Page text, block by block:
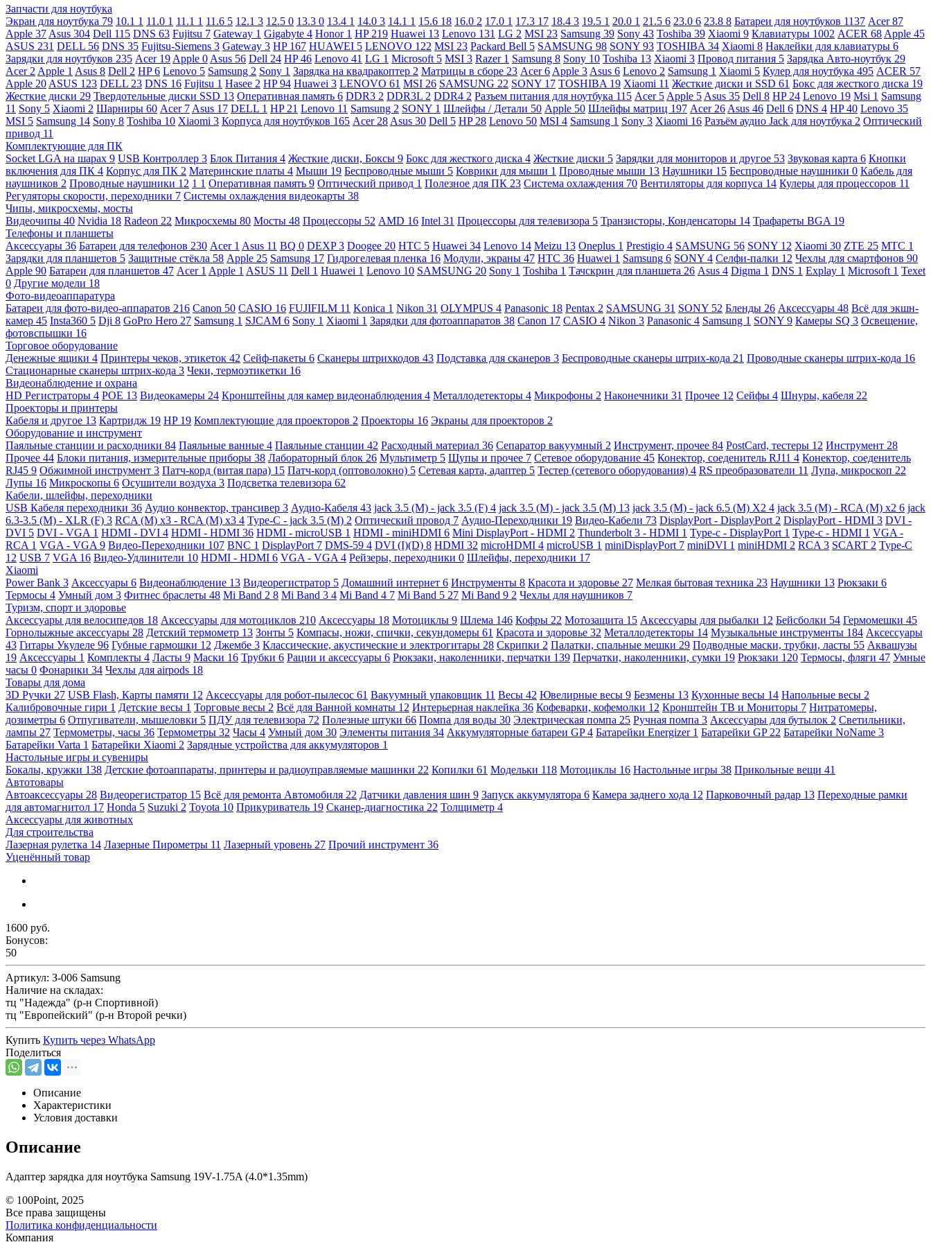
Запчасти для ноутбука
Экран для ноутбука 79 10.1 1 11.0 1 11.1 1 11.6 5 12.1 3 12.5 0 13.3 0 13.4 1 14.0 3 14.1 1 15.6 18 16.0 2 17.0 1 17.3 17 18.4 3 19.5 1 20.0 1 21.5 6 23.0 6 23.8 8 Батареи для ноутбуков 1137 Acer87
Apple 37 Asus 304 Dell 115 DNS 63 Fujitsu 7 Gateway 1 Gigabyte 4 Honor 1 HP 219 Huawei 13 Lenovo 131 LG 2 MSI 23 Samsung 39 Sony 43 Toshiba 39 Xiaomi 9 Клавиатуры 1002 ACER 68 Apple 45
ASUS 231 DELL 56 DNS 35 Fujitsu-Siemens 3 Gateway 3 HP 167 HUAWEI 5 LENOVO 122 MSI 23 Packard Bell 5 SAMSUNG 98 SONY 93 TOSHIBA 34 Xiaomi 8 Наклейки для клавиатуры 6
Зарядки для ноутбуков 235 Acer 19 Apple 0 Asus 56 Dell 24 HP46 Lenovo 41 LG 1 Microsoft 5 MSI 3 Razer 1 Samsung 8 Sony 10 Toshiba 13 Xiaomi 3 Провод питания 5 Зарядка Авто-ноутбук 29
Acer 2 Apple 1 Asus 8 Dell 2 HP6 Lenovo 5 Samsung 2 Sony 1 Зарядка на квадракоптер 2 Матрицы в сборе 23 Acer6 Apple 3 Asus 6 Lenovo 2 Samsung 1 Xiaomi 5 Кулер для ноутбука 495 ACER 57
Apple 20 ASUS 123 DELL 23 DNS 16 Fujitsu 1 Hasee 2 HP94 Huawei 3 LENOVO 61 MSI 26 SAMSUNG 22 SONY 17 TOSHIBA 19 Xiaomi 11 Жесткие диски и SSD 61 Бокс для жесткого диска 19
Жесткие диски 29 Твердотельные диски SSD 13 Оперативная память 6 DDR3 2 DDR3L 2 DDR4 2 Разъем питания для ноутбука 115 Acer 5 Apple 5 Asus 35 Dell 8 HP 24 Lenovo 19 Msi 1 Samsung
11 Sony 5 Xiaomi 2 Шарниры 60 Acer 7 Asus 17 DELL 1 HP 21 Lenovo 11 Samsung 2 SONY 1 Шлейфы / Детали 50 Apple 50 Шлейфы матриц 197 Acer 26 Asus 46 Dell 6 DNS 4 HP40 Lenovo 35
MSI 5 Samsung 14 Sony 8 Toshiba 10 Xiaomi 3 Корпуса для ноутбуков 165 Acer 28 Asus 30 Dell 5 HP 28 Lenovo 50 MSI 4 Samsung 1 Sony 3 Xiaomi 16 Разъём аудио Jack для ноутбука 2 Оптический
привод 11
Комплектующие для ПК
Socket LGA на шарах 9 USB Контроллер 3 Блок Питания 4 Жесткие диски, Боксы 9 Бокс для жесткого диска 4 Жесткие диски 5 Зарядки для мониторов и другое 53 Звуковая карта 6 Кнопки
включения для ПК 4 Корпус для ПК 2 Материнские платы 4 Мыши 19 Беспроводные мыши 5 Коврики для мыши 1 Проводные мыши 13 Наушники 15 Беспроводные наушники 0 Кабель для
наушников 2 Проводные наушники 12 1 1 Оперативная память 9 Оптический привод 1 Полезное для ПК 23 Система охлаждения 70 Вентиляторы для корпуса 14 Кулеры для процессоров 11
Регуляторы скорости, переходники 7 Системы охлаждения видеокарты 38
Чипы, микросхемы, мосты
Видеочипы 40 Nvidia 18 Radeon 22 Микросхемы 80 Мосты 48 Процессоры 52 AMD 16 Intel 31 Процессоры для телевизора 5 Транзисторы, Конденсаторы 14 Трафареты BGA 19
Телефоны и планшеты
Аксессуары 36 Батареи для телефонов 230 Acer 1 Asus 11 BQ 0 DEXP3 Doogee 20 HTC 5 Huawei 34 Lenovo 14 Meizu 13 Oneplus 1 Prestigio 4 SAMSUNG 56 SONY 12 Xiaomi 30 ZTE 25 МТС 1
Зарядки для планшетов 5 Защитные стёкла 58 Apple 25 Samsung 17 Гидрогелевая пленка 16 Модули, экраны 47 HTC 36 Huawei 1 Samsung 6 SONY 4 Селфи-палки 12 Чехлы для смартфонов 90
Apple 90 Батареи для планшетов 47 Acer 1 Apple 1 ASUS 11 Dell 1 Huawei 1 Lenovo 10 SAMSUNG 20 Sony 1 Toshiba 1 Тачскрин для планшета 26 Asus 4 Digma 1 DNS 1 Explay 1 Microsoft 1 Texet
0 Другие модели 18
Фото-видеоаппаратура
Батареи для фото-видео-аппаратов 216 Canon 50 CASIO 16 FUJIFILM 11 Konica 1 Nikon 31 OLYMPUS 4 Panasonic 18 Pentax 2 SAMSUNG 31 SONY 52 Бленды 26 Аксессуары 48 Всё для экшн-
камер 45 Insta360 5 Dji 8 GoPro Hero 27 Samsung 1 SJCAM 6 Sony 1 Xiaomi 1 Зарядки для фотоаппаратов 38 Canon 17 CASIO 4 Nikon 3 Panasonic 4 Samsung 1 SONY 9 Камеры SQ 3 Освещение,
фотовспышки 16
Торговое оборудование
Денежные ящики 4 Принтеры чеков, этикеток 42 Сейф-пакеты 6 Сканеры штрихкодов 43 Подставка для сканеров 3 Беспроводные сканеры штрих-кода 21 Проводные сканеры штрих-кода 16
Стационарные сканеры штрих-кода 3 Чеки, термоэтикетки 16
Видеонаблюдение и охрана
HD Регистраторы 4 POE 13 Видеокамеры 24 Кронштейны для камер видеонаблюдения 4 Металлодетекторы 4 Микрофоны 2 Наконечники 31 Прочее 12 Сейфы 4 Шнуры, кабеля 22
Проекторы и принтеры
Кабеля и другое 13 Картридж 19 HP 19 Комплектующие для проекторов 2 Проекторы 16 Экраны для проекторов 2
Оборудование и инструмент
Паяльные станции и расходники 84 Паяльные ванные 4 Паяльные станции 42 Расходный материал 36 Сепаратор вакуумный 2 Инструмент, прочее 84 PostCard, тестеры 12 Инструмент 28
Прочее 44 Блоки питания, измерительные приборы 38 Лабораторный блок 26 Мультиметр 5 Щупы и прочее 7 Сетевое оборудование 45 Конектор, соеденитель RJ11 4 Конектор, соеденитель
RJ45 9 Обжимной инструмент 3 Патч-корд (витая пара) 15 Патч-корд (оптоволокно) 5 Сетевая карта, адаптер 5 Тестер (сетевого оборудования) 4 RS преобразователи 11 Лупа, микроскоп 22
Лупы 16 Микроскопы 6 Осушители воздуха 3 Подсветка телевизора 62
Кабели, шлейфы, переходники
USB Кабеля переходники 36 Аудио конвектор, трансивер 3 Аудио-Кабеля 43 jack 3.5 (M) - jack 3.5 (F) 4 jack 3.5 (M) - jack 3.5 (M) 13 jack 3.5 (M) - jack 6.5 (M) X2 4 jack 3.5 (M) - RCA (M) x2 6 jack
6.3-3.5 (M) - XLR (F) 3 RCA (M) x3 - RCA (M) x3 4 Type-C - jack 3.5 (M) 2 Оптический провод 7 Аудио-Переходники 19 Видео-Кабели 73 DisplayPort - DisplayPort 2 DisplayPort - HDMI 3 DVI -
DVI 5 DVI - VGA 1 HDMI - DVI 4 HDMI - HDMI 36 HDMI - microUSB 1 HDMI - miniHDMI 6 Mini DisplayPort - HDMI 2 Thunderbolt 3 - HDMI 1 Type-c - DisplayPort 1 Type-c - HDMI 1 VGA -
RCA 1 VGA - VGA 9 Видео-Переходники 107 BNC 1 DisplayPort 7 DMS-59 4 DVI (I)(D) 8 HDMI 32 microHDMI 4 microUSB 1 miniDisplayPort 7 miniDVI 1 miniHDMI 2 RCA 3 SCART 2 Type-C
12 USB 7 VGA 16 Видео-Удлинители 10 HDMI - HDMI 6 VGA - VGA 4 Рейзеры, переходники 0 Шлейфы, переходники 17
Xiaomi
Power Bank 3 Аксессуары 6 Видеонаблюдение 13 Видеорегистратор 5 Домашний интернет 6 Инструменты 8 Красота и здоровье 27 Мелкая бытовая техника 23 Наушники 13 Рюкзаки 6
Термосы 4 Умный дом 3 Фитнес браслеты 48 Mi Band 2 8 Mi Band 3 4 Mi Band 4 7 Mi Band 5 27 Mi Band 9 2 Чехлы для наушников 7
Туризм, спорт и здоровье
Аксессуары для велосипедов 18 Аксессуары для мотоциклов 210 Аксессуары 18 Мотоциклы 9 Шлема 146 Кофры 22 Мотозащита 15 Аксессуары для рыбалки 12 Бейсболки 54 Гермомешки 45
Горнолыжные аксессуары 28 Детский термометр 13 Зонты 5 Компасы, ножи, спички, секундомеры 61 Красота и здоровье 32 Металлодетекторы 14 Музыкальные инструменты 184 Аксессуары
43 Гитары Укулеле 96 Губные гармошки 12 Джембе 3 Классические, акустические и электрогитары 28 Скрипки 2 Палатки, спальные мешки 29 Подводные маски, трубки, ласты 55 Аквашузы
19 Аксессуары 1 Комплекты 4 Ласты 9 Маски 16 Трубки 6 Рации и аксессуары 6 Рюкзаки, наколенники, перчатки 139 Перчатки, наколенники, сумки 19 Рюкзаки 120 Термосы, фляги 47 Умные
часы 0 Фонарики 34 Чехлы для airpods 18
Товары для дома
3D Ручки 27 USB Flash, Карты памяти 12 Аксессуары для робот-пылесос 61 Вакуумный упаковщик 11 Весы 42 Ювелирные весы 9 Безмены 13 Кухонные весы 14 Напольные весы 2
Калибровочные гири 1 Детские весы 1 Торговые весы 2 Всё для Ванной комнаты 12 Интерьерная наклейка 36 Кофеварки, кофемолки 12 Кронштейн ТВ и Мониторы 7 Нитратомеры,
дозиметры 6 Отпугиватели, мышеловки 5 ПДУ для телевизора 72 Полезные штуки 66 Помпа для воды 30 Электрическая помпа 25 Ручная помпа 3 Аксессуары для бутылок 2 Светильники,
лампы 27 Термометры, часы 36 Термометры 32 Часы 4 Умный дом 30 Элементы питания 34 Аккумуляторные батареи GP4 Батарейки Energizer 1 Батарейки GP 22 Батарейки NoName 3
Батарейки Varta 1 Батарейки Xiaomi 2 Зарядные устройства для аккумуляторов 1
Настольные игры и сувениры
Бокалы, кружки 138 Детские фотоаппараты, принтеры и радиоуправляемые машинки 22 Копилки 61 Модельки 118 Мотоциклы 16 Настольные игры 38 Прикольные вещи 41
Автотовары
Автоаксессуары 28 Видеорегистратор 15 Всё для ремонта Автомобиля 22 Датчики давления шин 9 Запуск аккумулятора 6 Камера заднего хода 12 Парковочный радар 13 Переходные рамки
для автомагнитол 17 Honda 5 Suzuki 2 Toyota 10 Прикуриватель 19 Сканер-диагностика 22 Толщиметр 4
Аксессуары для животных
Для строительства
Лазерная рулетка 14 Лазерные Пирометры 11 Лазерный уровень 27 Прочий инструмент 36
Уценённый товар
1600 руб.
Бонусов:
50
Артикул: З-006 Samsung
Наличие на складах:
тц "Надежда" (р-н Спортивной)
тц "Европейский" (р-н Второй речки)
Купить Купить через WhatsApp
Поделиться
Описание
Характеристики
Условия доставки
Описание
Адаптер зарядка для ноутбука Samsung 19V-1.75A (4.0*1.35mm)
© 100Point, 2025
Все права защищены
Политика конфиденциальности
Компания